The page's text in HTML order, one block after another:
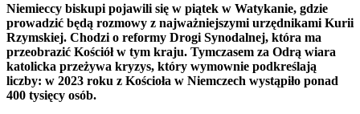
Niemieccy biskupi pojawili się w piątek w Watykanie, gdzie
prowadzić będą rozmowy z najważniejszymi urzędnikami Kurii
Rzymskiej. Chodzi o reformy Drogi Synodalnej, która ma
przeobrazić Kościół w tym kraju. Tymczasem za Odrą wiara
katolicka przeżywa kryzys, który wymownie podkreślają
liczby: w 2023 roku z Kościoła w Niemczech wystąpiło ponad
400 tysięcy osób.